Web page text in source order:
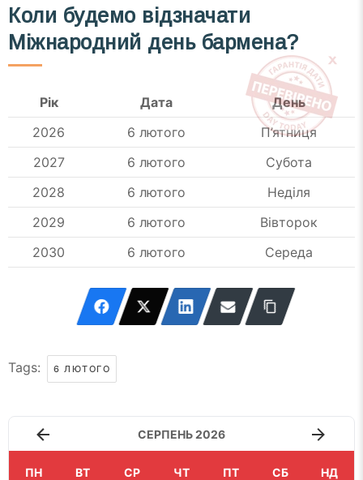
Коли будемо відзначати
Міжнародний день бармена?
Рік Дата
День
2026
6 лютого
П’ятниця
2027
6 лютого
Субота
2028
6 лютого
Неділя
2029
6 лютого
Вівторок
2030
6 лютого Середа
Tags: 6 ЛЮТОГО
СЕРПЕНЬ 2026
ПН ВТ СР ЧТ ПТ СБ НД